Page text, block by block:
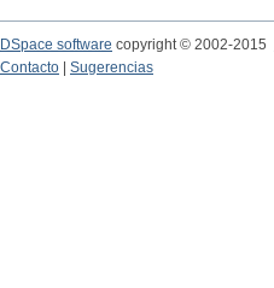
DSpace software copyright © 2002-2015
Contacto
Sugerencias